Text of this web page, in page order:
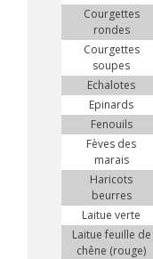
Courgettes
rondes
Courgettes
soupes
Echalotes
Epinards
Fenouils
Fèves des
marais
Haricots
beurres
Laitue verte
Laitue feuille de
chêne (rouge)